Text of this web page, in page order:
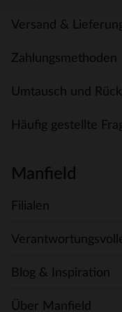
Versand &
Zahlungsmethoden
Umtausch und
Häufig gestellte
Manfield
Filialen
Blog & Inspiration
Über Manfield